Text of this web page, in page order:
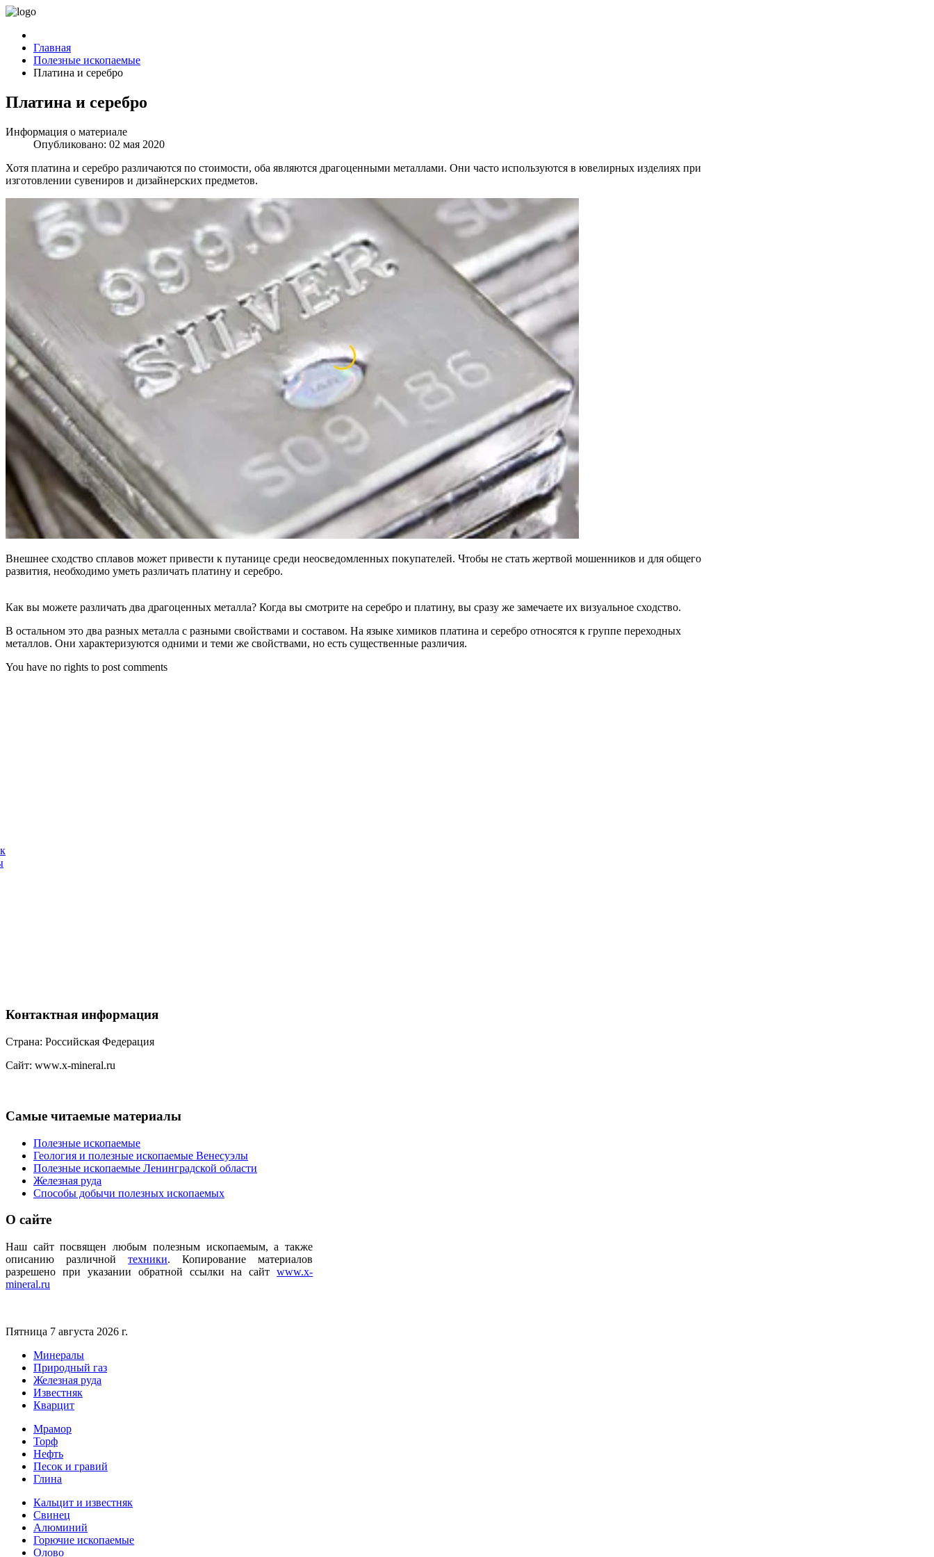
Главная
Полезные ископаемые
Платина и серебро
Платина и серебро
Информация о материале
Опубликовано: 02 мая 2020
Хотя платина и серебро различаются по стоимости, оба являются драгоценными металлами. Они часто используются в ювелирных изделиях при
изготовлении сувениров и дизайнерских предметов.
Внешнее сходство сплавов может привести к путанице среди неосведомленных покупателей. Чтобы не стать жертвой мошенников и для общего
развития, необходимо уметь различать платину и серебро.
Как вы можете различать два драгоценных металла? Когда вы смотрите на серебро и платину, вы сразу же замечаете их визуальное сходство.
В остальном это два разных металла с разными свойствами и составом. На языке химиков платина и серебро относятся к группе переходных
металлов. Они характеризуются одними и теми же свойствами, но есть существенные различия.
You have no rights to post comments
Контактная информация
Страна: Российская Федерация
Сайт: www.x-mineral.ru
Самые читаемые материалы
Полезные ископаемые
Геология и полезные ископаемые Венесуэлы
Полезные ископаемые Ленинградской области
Железная руда
Способы добычи полезных ископаемых
О сайте
Наш сайт посвящен любым полезным ископаемым, а также
описанию различнойтехники.Копирование материалов
разрешено при указании обратной ссылки на сайтwww.x-
mineral.ru
Пятница 7 августа 2026 г.
Минералы
Природный газ
Железная руда
Известняк
Кварцит
Мрамор
Торф
Нефть
Песок и гравий
Глина
Кальцит и известняк
Свинец
Алюминий
Горючие ископаемые
Олово